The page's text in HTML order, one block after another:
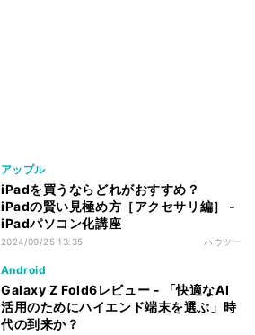
アップル
iPadを買うならどれがおすすめ？
iPadの賢い見極め方［アクセサリ編］ -
iPadパソコン化講座
2024/09/25 13:35 ハウツー
Android
Galaxy Z Fold6レビュー - 「快適なAI
活用のためにハイエンド端末を選ぶ」時
代の到来か？